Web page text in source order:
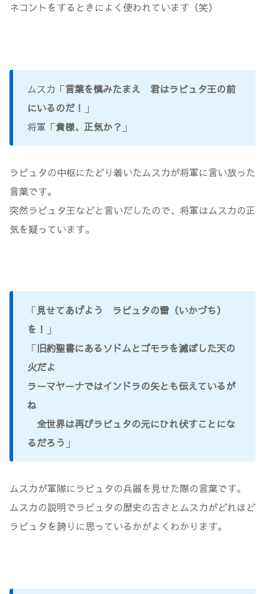
ネコントをするときによく使われています（笑）
ムスカ「言葉を慎みたまえ 君はラピュタ王の前
にいるのだ！ 」
将軍「貴様、正気か？ 」
ラピュタの中枢にたどり着いたムスカが将軍に言い放った
言葉です。
突然ラピュタ王などと言いだしたので、将軍はムスカの正
気を疑っています。
「見せてあげよう ラピュタの雷（いかづち）
を！ 」
「旧約聖書にあるソドムとゴモラを滅ぼした天の
火だよ
ラーマヤーナではインドラの矢とも伝えているが
ね
全世界は再びラピュタの元にひれ伏すことにな
るだろう 」
ムスカが軍隊にラピュタの兵器を見せた際の言葉です。
ムスカの説明でラピュタの歴史の古さとムスカがどれほど
ラピュタを誇りに思っているかがよくわかります。